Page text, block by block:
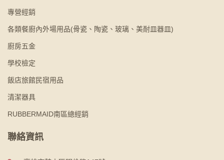
專營經銷
各類餐廚內外場用品(骨瓷、陶瓷、玻璃、美耐皿器皿)
廚房五金
學校檢定
飯店旅館民宿用品
清潔器具
RUBBERMAID南區總經銷
聯絡資訊